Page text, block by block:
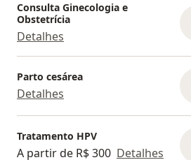
Consulta Ginecologia e
Obstetrícia
Detalhes
Parto cesárea
Detalhes
Tratamento HPV
A partir de R$ 300 Detalhes